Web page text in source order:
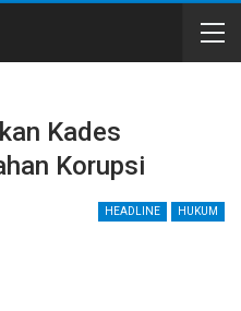
Kades
Korupsi
HEADLINE HUKUM